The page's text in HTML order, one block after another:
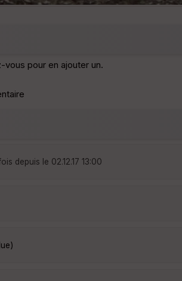
pour en ajouter un.
depuis le 02.12.17 13:00